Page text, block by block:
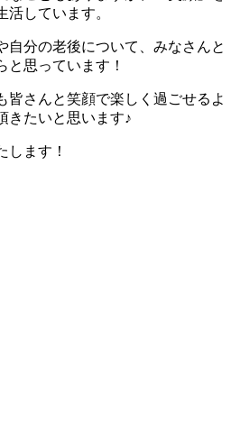
活しています。
自分の老後について、みなさんと
と思っています！
皆さんと笑顔で楽しく過ごせるよ
きたいと思います♪
します！